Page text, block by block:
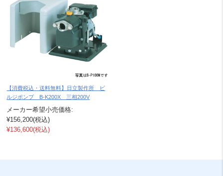
【消費税込・送料無料】日立製作所 ビ
ルジポンプ B-K200X 三相200V
メーカー希望小売価格:
¥156,200(税込)
¥136,600(税込)